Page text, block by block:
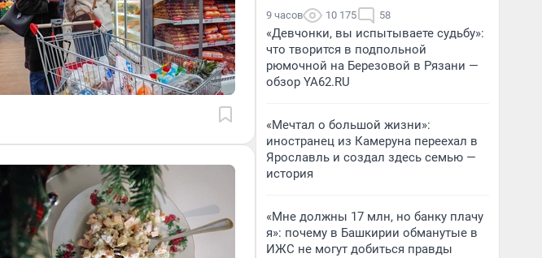
9 часов 10 175 58
«Девчонки, вы испытываете судьбу»:
что творится в подпольной
рюмочной на Березовой в Рязани —
обзор YA62.RU
«Мечтал о большой жизни»:
иностранец из Камеруна переехал в
Ярославль и создал здесь семью —
история
«Мне должны 17 млн, но банку плачу
я»: почему в Башкирии обманутые в
ИЖС не могут добиться правды